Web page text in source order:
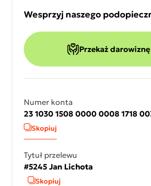
Wesprzyj naszego
Przekaż darowiznę
Numer konta
23 1030 1508 0000 0008 1718
Skopiuj
Tytuł przelewu
#5245 Jan Lichota
Skopiuj